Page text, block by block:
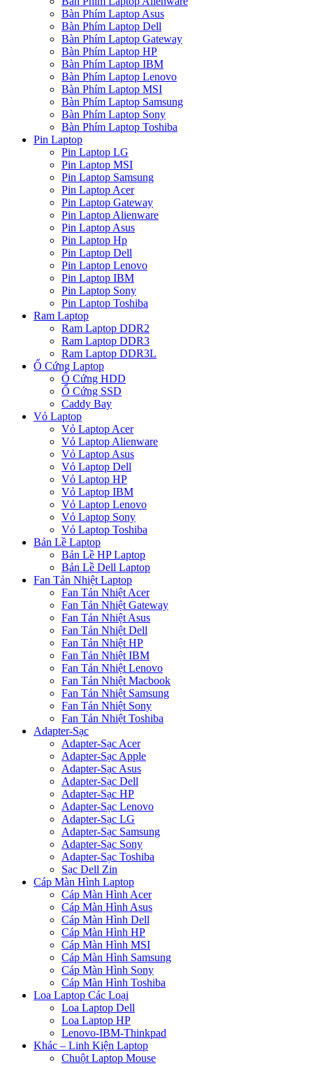
Bàn Phím Laptop Asus
Bàn Phím Laptop Dell
Bàn Phím Laptop Gateway
Bàn Phím Laptop HP
Bàn Phím Laptop IBM
Bàn Phím Laptop Lenovo
Bàn Phím Laptop MSI
Bàn Phím Laptop Samsung
Bàn Phím Laptop Sony
Bàn Phím Laptop Toshiba
Pin Laptop
Pin Laptop LG
Pin Laptop MSI
Pin Laptop Samsung
Pin Laptop Acer
Pin Laptop Gateway
Pin Laptop Alienware
Pin Laptop Asus
Pin Laptop Hp
Pin Laptop Dell
Pin Laptop Lenovo
Pin Laptop IBM
Pin Laptop Sony
Pin Laptop Toshiba
Ram Laptop
Ram Laptop DDR2
Ram Laptop DDR3
Ram Laptop DDR3L
Ổ Cứng Laptop
Ổ Cứng HDD
Ổ Cứng SSD
Caddy Bay
Vỏ Laptop
Vỏ Laptop Acer
Vỏ Laptop Alienware
Vỏ Laptop Asus
Vỏ Laptop Dell
Vỏ Laptop HP
Vỏ Laptop IBM
Vỏ Laptop Lenovo
Vỏ Laptop Sony
Vỏ Laptop Toshiba
Bản Lề Laptop
Bản Lề HP Laptop
Bản Lề Dell Laptop
Fan Tản Nhiệt Laptop
Fan Tản Nhiệt Acer
Fan Tản Nhiệt Gateway
Fan Tản Nhiệt Asus
Fan Tản Nhiệt Dell
Fan Tản Nhiệt HP
Fan Tản Nhiệt IBM
Fan Tản Nhiệt Lenovo
Fan Tản Nhiệt Macbook
Fan Tản Nhiệt Samsung
Fan Tản Nhiệt Sony
Fan Tản Nhiệt Toshiba
Adapter-Sạc
Adapter-Sạc Acer
Adapter-Sạc Apple
Adapter-Sạc Asus
Adapter-Sạc Dell
Adapter-Sạc HP
Adapter-Sạc Lenovo
Adapter-Sạc LG
Adapter-Sạc Samsung
Adapter-Sạc Sony
Adapter-Sạc Toshiba
Sạc Dell Zin
Cáp Màn Hình Laptop
Cáp Màn Hình Acer
Cáp Màn Hình Asus
Cáp Màn Hình Dell
Cáp Màn Hình HP
Cáp Màn Hình MSI
Cáp Màn Hình Samsung
Cáp Màn Hình Sony
Cáp Màn Hình Toshiba
Loa Laptop Các Loại
Loa Laptop Dell
Loa Laptop HP
Lenovo-IBM-Thinkpad
Khác – Linh Kiện Laptop
Chuột Laptop Mouse